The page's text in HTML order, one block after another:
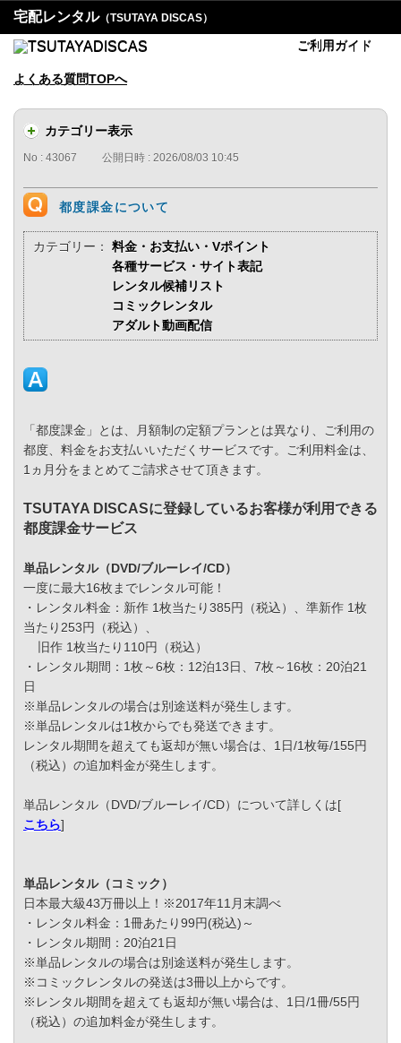
宅配レンタル（TSUTAYA DISCAS）
ご利用ガイド
よくある質問TOPへ
カテゴリー表示
No : 43067 公開日時 : 2026/08/03 10:45
都度課金について
カテゴリー：
料金・お支払い・Vポイント
各種サービス・サイト表記
レンタル候補リスト
コミックレンタル
アダルト動画配信
「都度課金」とは、月額制の定額プランとは異なり、ご利用の
都度、料金をお支払いいただくサービスです。ご利用料金は、
1ヵ月分をまとめてご請求させて頂きます。
TSUTAYA DISCASに登録しているお客様が利用できる
都度課金サービス
単品レンタル（DVD/ブルーレイ/CD）
一度に最大16枚までレンタル可能！
・レンタル料金：新作 1枚当たり385円（税込）、準新作 1枚
当たり253円（税込）、
旧作 1枚当たり110円（税込）
・レンタル期間：1枚～6枚：12泊13日、7枚～16枚：20泊21
日
※単品レンタルの場合は別途送料が発生します。
※単品レンタルは1枚からでも発送できます。
レンタル期間を超えても返却が無い場合は、1日/1枚毎/155円
（税込）の追加料金が発生します。
単品レンタル（DVD/ブルーレイ/CD）について詳しくは[
こちら]
単品レンタル（コミック）
日本最大級43万冊以上！※2017年11月末調べ
・レンタル料金：1冊あたり99円(税込)～
・レンタル期間：20泊21日
※単品レンタルの場合は別途送料が発生します。
※コミックレンタルの発送は3冊以上からです。
※レンタル期間を超えても返却が無い場合は、1日/1冊/55円
（税込）の追加料金が発生します。